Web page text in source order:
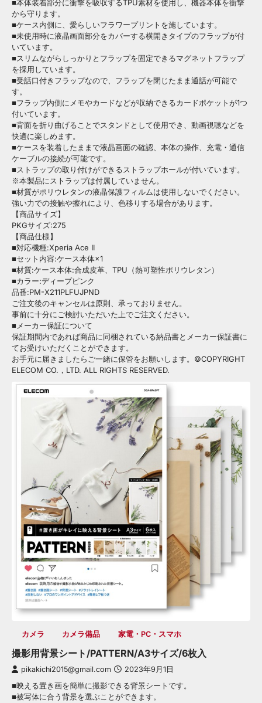
■本体装着部分に衝撃を吸収するTPU素材を使用し、機器本体を衝撃
から守ります。
■ケース内側に、愛らしいフラワープリントを施しています。
■未使用時に液晶画面部分をカバーする横開きタイプのフラップが付
いています。
■スリムながらしっかりとフラップを固定できるマグネットフラップ
を採用しています。
■受話口付きフラップなので、フラップを閉じたまま通話が可能で
す。
■フラップ内側にメモやカードなどが収納できるカードポケットが1つ
付いています。
■背面を折り曲げることでスタンドとして使用でき、動画視聴などを
快適に楽しめます。
■ケースを装着したままで液晶画面の確認、本体の操作、充電・通信
ケーブルの接続が可能です。
■ストラップの取り付けができるストラップホールが付いています。
※本製品にストラップは付属していません。
■材質がポリウレタンの液晶保護フィルムは使用しないでください。
強い力での接触や擦れにより、色移りする場合があります。
【商品サイズ】
PKGサイズ:275
【商品仕様】
■対応機種:Xperia Ace II
■セット内容:ケース本体×1
■材質:ケース本体:合成皮革、TPU（熱可塑性ポリウレタン）
■カラー:ディープピンク
品番:PM-X211PLFUJPND
ご注文後のキャンセルは原則、承っておりません。
事前に十分にご検討いただいた上でご注文ください。
■メーカー保証について
保証期間内であれば商品に同梱されている納品書とメーカー保証書に
てお受けいただくことができます。
お手元に届きましたらご一緒に保管をお願いします。©COPYRIGHT
ELECOM CO.，LTD. ALL RIGHTS RESERVED.
カメラ カメラ備品 家電・PC・スマホ
撮影用背景シート/PATTERN/A3サイズ/6枚入
pikakichi2015@gmail.com 2023年9月1日
■映える置き画を簡単に撮影できる背景シートです。
■被写体に合う背景を選ぶことができます。